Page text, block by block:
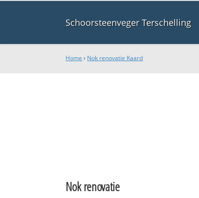
Schoorsteenveger Terschelling
Home › Nok renovatie Kaard
Nok renovatie